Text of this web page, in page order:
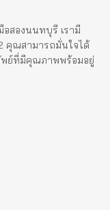
สองนนทบุรี เรามี
คุณสามารถมั่นใจได้
ย์ที่มีคุณภาพพร้อมอยู่